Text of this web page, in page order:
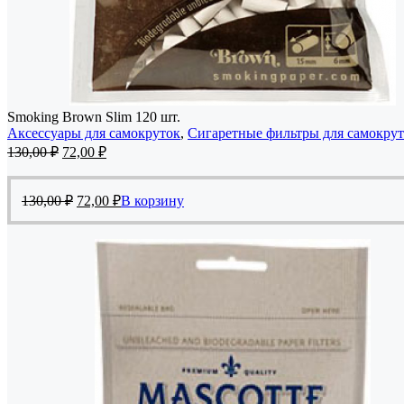
Smoking Brown Slim 120 шт.
Аксессуары для самокруток, Сигаретные фильтры для
130,00₽ Первоначальная
составляла
130,00 ₽.
72,00 ₽Текущая
72,00 ₽.
130,00₽ Первоначальная
составляла
130,00 ₽.
72,00 ₽Текущая
цена:
В корзину